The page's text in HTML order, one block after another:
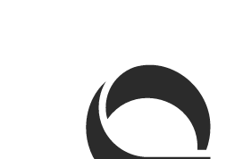
QUANTUM COMPUTING
_SOFTWARE